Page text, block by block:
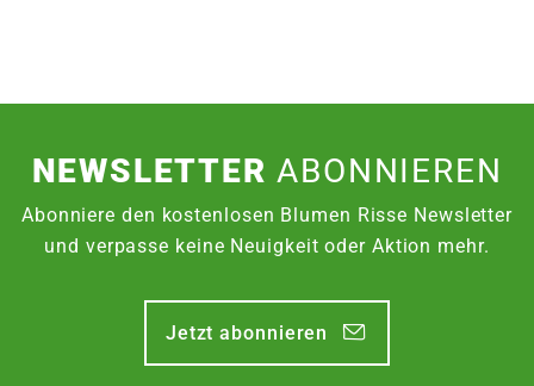
NEWSLETTERABONNIEREN
Abonniere den kostenlosen Blumen Risse Newsletter
und verpasse keine Neuigkeit oder Aktion mehr.
Jetzt abonnieren